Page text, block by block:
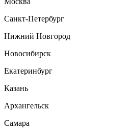
Санкт-Петербург
Нижний Новгород
Новосибирск
Екатеринбург
Казань
Архангельск
Самара